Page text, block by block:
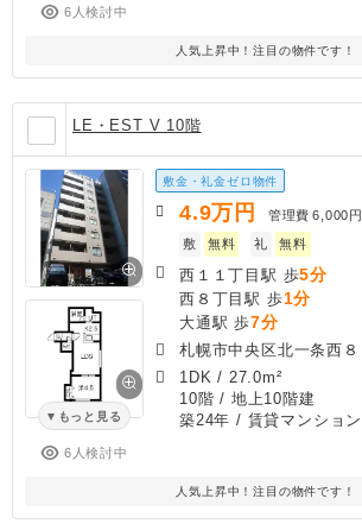
6人検討中
人気上昇中！注目の物件です！
LE・EST V 10階
もっと見る
6人検討中
敷金・礼金ゼロ物件
4.9万円 管理費 6,000円
敷
無料 礼 無料
西１１丁目駅 歩5分
西８丁目駅 歩1分
大通駅 歩7分
札幌市中央区北一条西８
1DK / 27.0m²
10階 / 地上10階建
築24年 / 賃貸マンション
人気上昇中！注目の物件です！